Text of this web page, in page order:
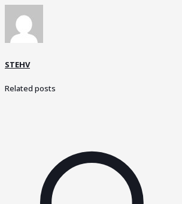
STEHV
Related posts